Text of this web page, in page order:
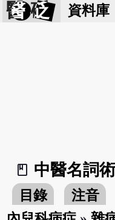
醫 砭 資料庫
book_2
中醫名詞
目錄 注音